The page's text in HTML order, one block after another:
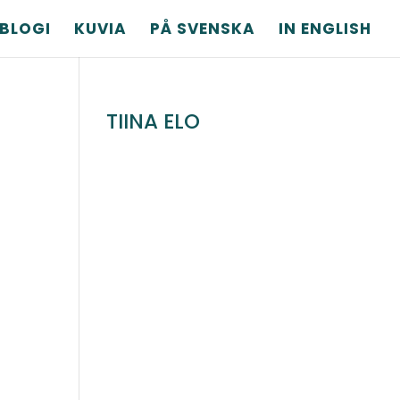
BLOGI KUVIA PÅ SVENSKA IN ENGLISH
TIINA ELO